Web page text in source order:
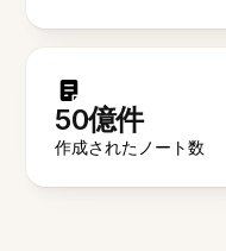
50億件
作成されたノート数